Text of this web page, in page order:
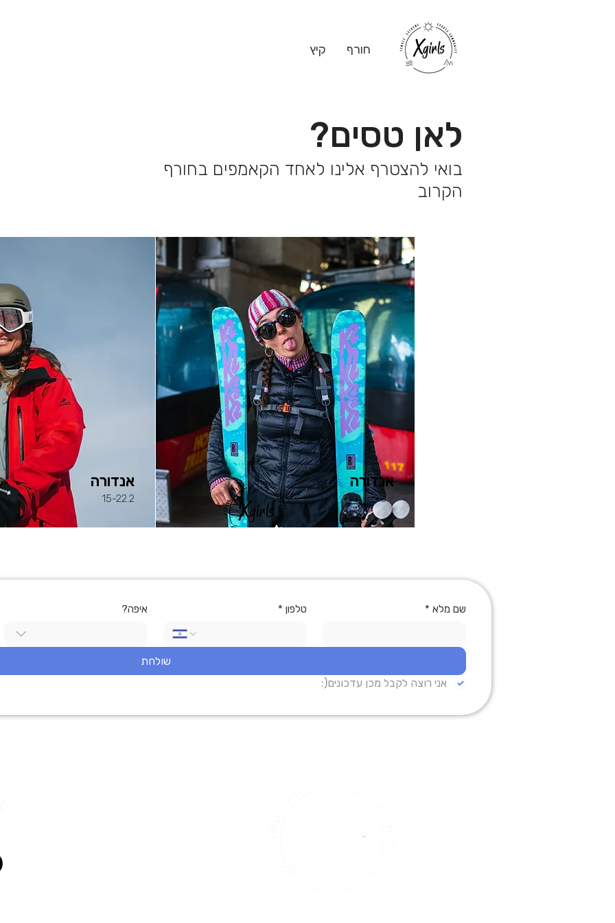
חורף קיץ
לאן טסים?
בואי להצטרף אלינו לאחד הקאמפים בחורף
הקרוב
אנדורה
8-15.2
אנדורה
15-22.2
שם מלא * טלפון * איפה?
שולחת
אני רוצה לקבל מכן עדכונים(: